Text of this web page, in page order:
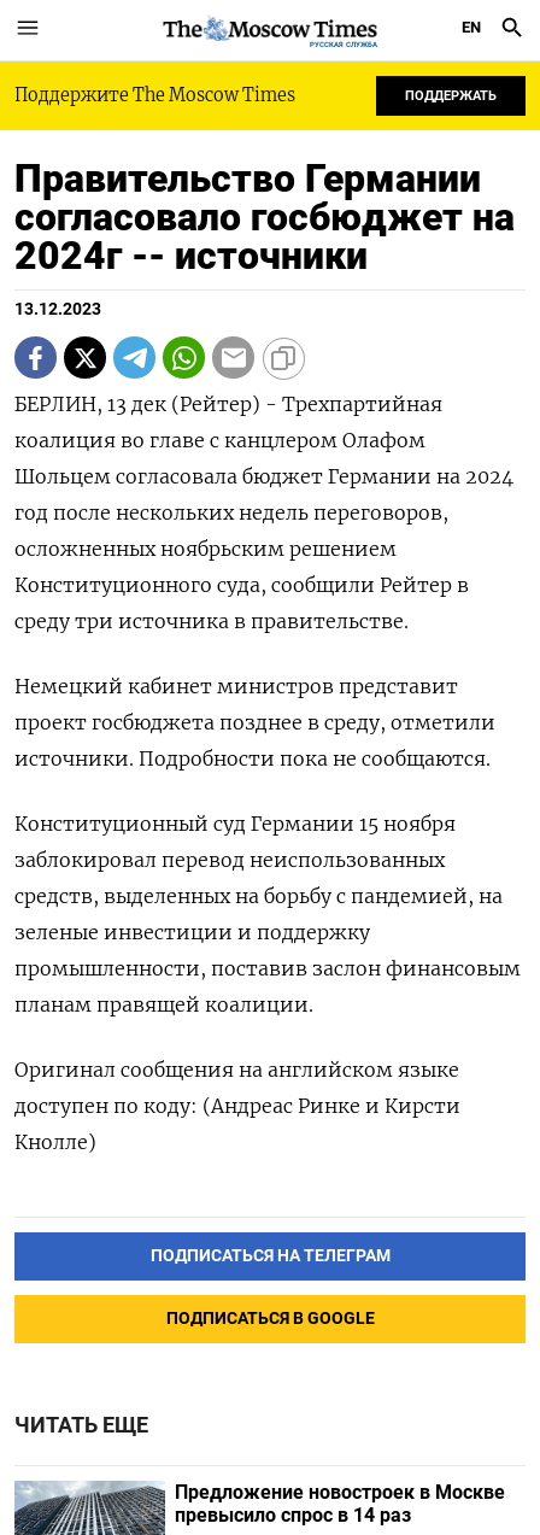
РУССКАЯ СЛУЖБА
EN
Поддержите The Moscow Times ПОДДЕРЖАТЬ
Правительство Германии
согласовало госбюджет на
2024г -- источники
13.12.2023
БЕРЛИН, 13 дек (Рейтер) - Трехпартийная
коалиция во главе с канцлером Олафом
Шольцем согласовала бюджет Германии на 2024
год после нескольких недель переговоров,
осложненных ноябрьским решением
Конституционного суда, сообщили Рейтер в
среду три источника в правительстве.
Немецкий кабинет министров представит
проект госбюджета позднее в среду, отметили
источники. Подробности пока не сообщаются.
Конституционный суд Германии 15 ноября
заблокировал перевод неиспользованных
средств, выделенных на борьбу с пандемией, на
зеленые инвестиции и поддержку
промышленности, поставив заслон финансовым
планам правящей коалиции.
Оригинал сообщения на английском языке
доступен по коду: (Андреас Ринке и Кирсти
Кнолле)
ПОДПИСАТЬСЯ НА ТЕЛЕГРАМ
ПОДПИСАТЬСЯ В GOOGLE
ЧИТАТЬ ЕЩЕ
Предложение новостроек в Москве
превысило спрос в 14 раз